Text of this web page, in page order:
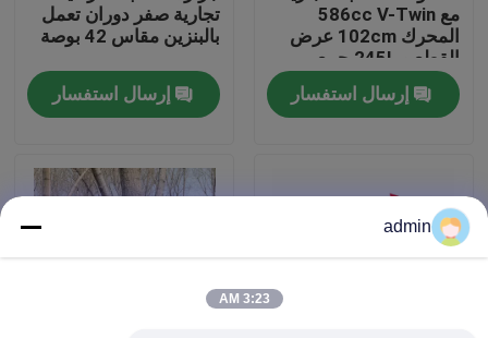
اتصل بنا
اطلب اقتباس
بالمنشار البنزين
منشار صغير محمول باليد
مع 586cc V-Twin
المحرك 102cm عرض
القطع و 245L جمع
العشب
إرسال استفسار
تجارية صفر دوران تعمل
بالبنزين مقاس 42 بوصة
إرسال استفسار
admin
3:23 AM